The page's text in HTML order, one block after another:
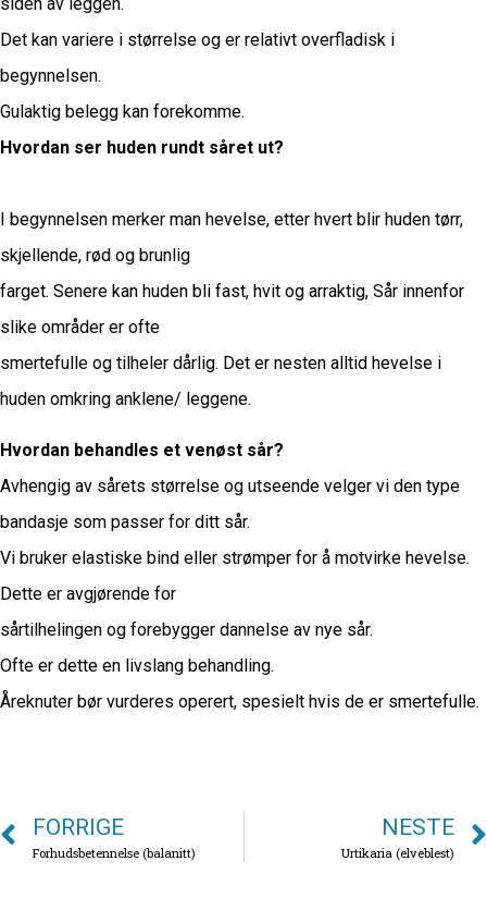
Det kan variere i størrelse og er relativt overfladisk i
begynnelsen.
Gulaktig belegg kan forekomme.
Hvordan ser huden rundt såret ut?
I begynnelsen merker man hevelse, etter hvert blir huden tørr,
skjellende, rød og brunlig
farget. Senere kan huden bli fast, hvit og arraktig, Sår innenfor
slike områder er ofte
smertefulle og tilheler dårlig. Det er nesten alltid hevelse i
huden omkring anklene/ leggene.
Hvordan behandles et venøst sår?
Avhengig av sårets størrelse og utseende velger vi den type
bandasje som passer for ditt sår.
Vi bruker elastiske bind eller strømper for å motvirke hevelse.
Dette er avgjørende for
sårtilhelingen og forebygger dannelse av nye sår.
Ofte er dette en livslang behandling.
Åreknuter bør vurderes operert, spesielt hvis de er smertefulle.
FORRIGE
Forhudsbetennelse (balanitt)
NESTE
Urtikaria (elveblest)